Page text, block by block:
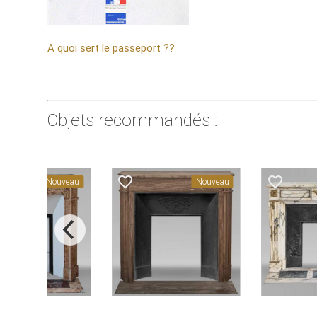
A quoi sert le passeport ??
Objets recommandés :
favorite_border Nouveau favorite_border
Nouveau